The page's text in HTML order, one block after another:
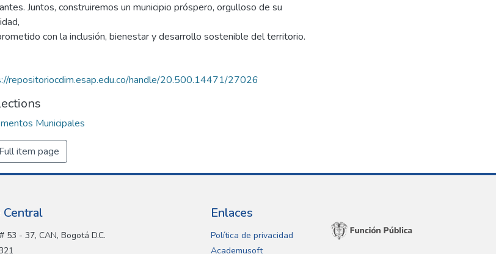
Juntos, construiremos un municipio próspero, orgulloso de su
con la inclusión, bienestar y desarrollo sostenible del territorio.
repositoriocdim.esap.edu.co/handle/20.500.14471/27026
Municipales
Full item page
Central
53 - 37, CAN, Bogotá D.C.
Enlaces
Política de privacidad
Academusoft